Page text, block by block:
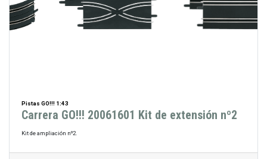
Pistas GO!!! 1:43
Carrera GO!!! 20061601 Kit de extensión nº2
Kit de ampliación nº2.